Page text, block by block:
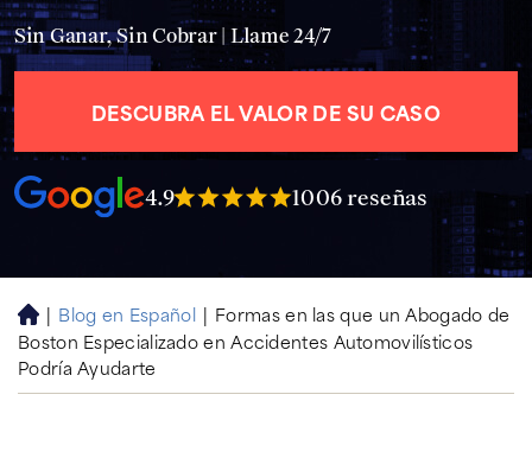
Sin Ganar, Sin Cobrar | Llame 24/7
DESCUBRA EL VALOR DE SU CASO
4.9 1006 reseñas
H
o
m
e
| Blog en Español | Formas en las que un Abogado de
Boston Especializado en Accidentes Automovilísticos
Podría Ayudarte